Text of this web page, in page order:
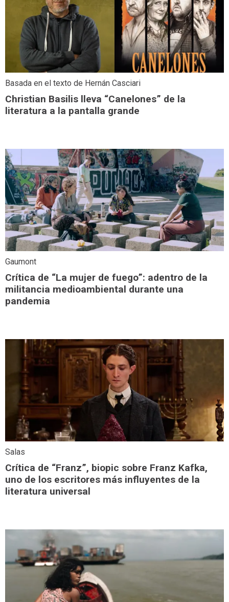
Basada en el texto de Hernán Casciari
Christian Basilis lleva “Canelones” de la
literatura a la pantalla grande
Gaumont
Crítica de “La mujer de fuego”: adentro de la
militancia medioambiental durante una
pandemia
Salas
Crítica de “Franz”, biopic sobre Franz Kafka,
uno de los escritores más influyentes de la
literatura universal